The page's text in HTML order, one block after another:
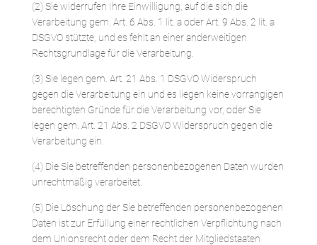
(2) Sie widerrufen Ihre Einwilligung, auf die sich die
Verarbeitung gem. Art. 6 Abs. 1 lit. a oder Art. 9 Abs. 2 lit. a
DSGVO stützte, und es fehlt an einer anderweitigen
Rechtsgrundlage für die Verarbeitung.
(3) Sie legen gem. Art. 21 Abs. 1 DSGVO Widerspruch
gegen die Verarbeitung ein und es liegen keine vorrangigen
berechtigten Gründe für die Verarbeitung vor, oder Sie
legen gem. Art. 21 Abs. 2 DSGVO Widerspruch gegen die
Verarbeitung ein.
(4) Die Sie betreffenden personenbezogenen Daten wurden
unrechtmäßig verarbeitet.
(5) Die Löschung der Sie betreffenden personenbezogenen
Daten ist zur Erfüllung einer rechtlichen Verpflichtung nach
dem Unionsrecht oder dem Recht der Mitgliedstaaten